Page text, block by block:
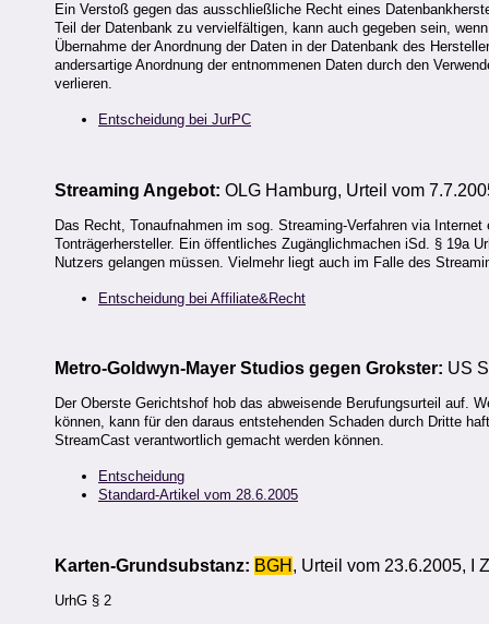
Ein Verstoß gegen das ausschließliche Recht eines
Teil der Datenbank zu vervielfältigen, kann auch gegeben sein,
Übernahme der Anordnung der Daten in der Datenbank des
andersartige Anordnung der entnommenen Daten durch den
verlieren.
Entscheidung bei JurPC
Streaming Angebot: OLG Hamburg, Urteil vom
Das Recht, Tonaufnahmen im sog. Streaming-Verfahren via
Tonträgerhersteller. Ein öffentliches Zugänglichmachen iSd. § 19a
Nutzers gelangen müssen. Vielmehr liegt auch im Falle des
Entscheidung bei Affiliate&Recht
Metro-Goldwyn-Mayer Studios gegen Grokster: US
Der Oberste Gerichtshof hob das abweisende Berufungsurteil auf.
können, kann für den daraus entstehenden Schaden durch Dritte
StreamCast verantwortlich gemacht werden können.
Entscheidung
Standard-Artikel vom 28.6.2005
Karten-Grundsubstanz: BGH , Urteil vom 23.6.2005, I
UrhG § 2